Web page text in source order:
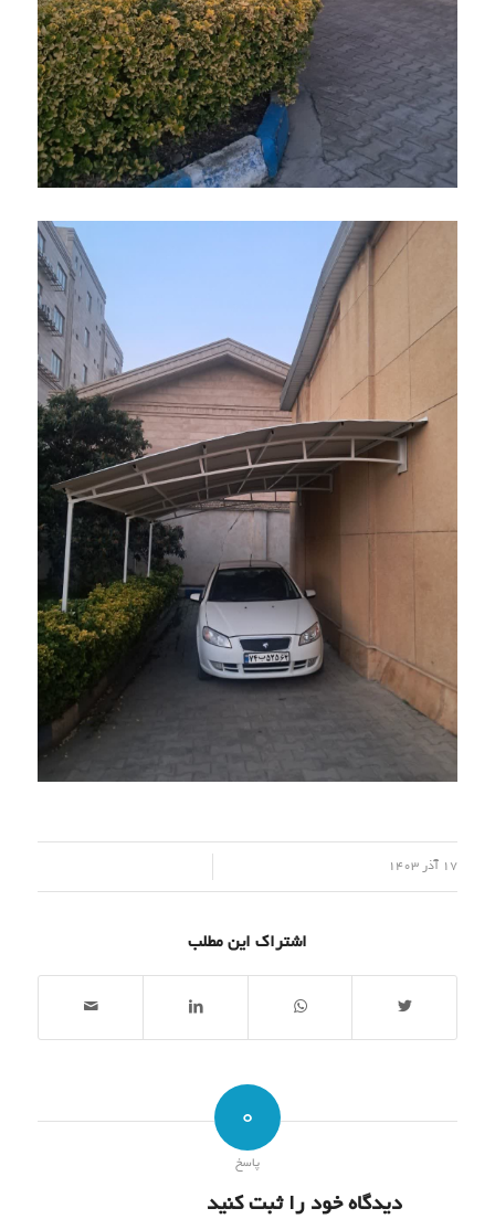
17 آذر 1403
اشتراک این مطلب
0
پاسخ
دیدگاه خود را ثبت کنید